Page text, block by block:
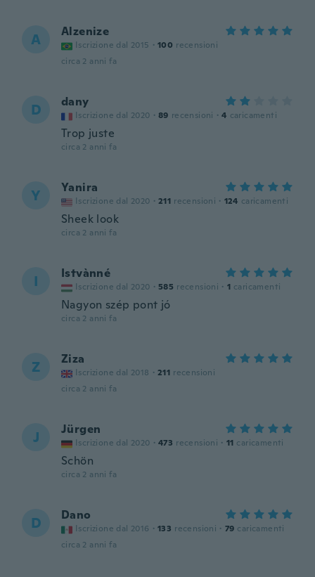
A Alzenize
Iscrizione dal 2015 · 100 recensioni
circa 2 anni fa
D dany
Iscrizione dal 2020 · 89 recensioni · 4 caricamenti
Trop juste
circa 2 anni fa
Y Yanira
Iscrizione dal 2020 · 211 recensioni · 124 caricamenti
Sheek look
circa 2 anni fa
I Istvànné
Iscrizione dal 2020 · 585 recensioni · 1 caricamenti
Nagyon szép pont jó
circa 2 anni fa
Z Ziza
Iscrizione dal 2018 · 211 recensioni
circa 2 anni fa
J Jürgen
Iscrizione dal 2020 · 473 recensioni · 11 caricamenti
Schön
circa 2 anni fa
D Dano
Iscrizione dal 2016 · 133 recensioni · 79 caricamenti
circa 2 anni fa